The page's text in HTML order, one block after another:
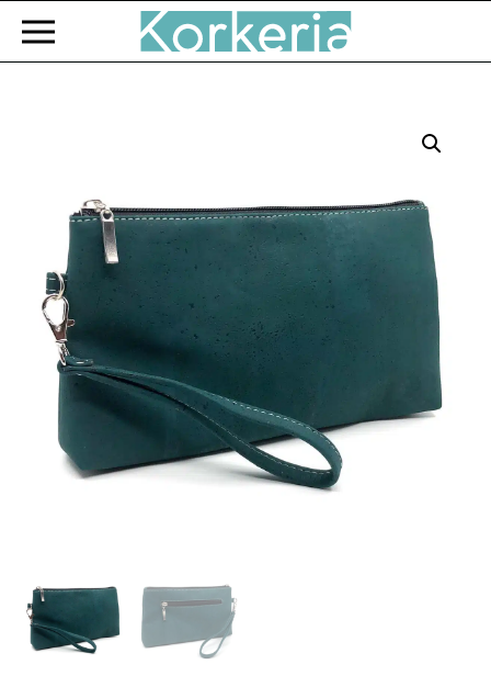
Zum Hauptinhalt springen